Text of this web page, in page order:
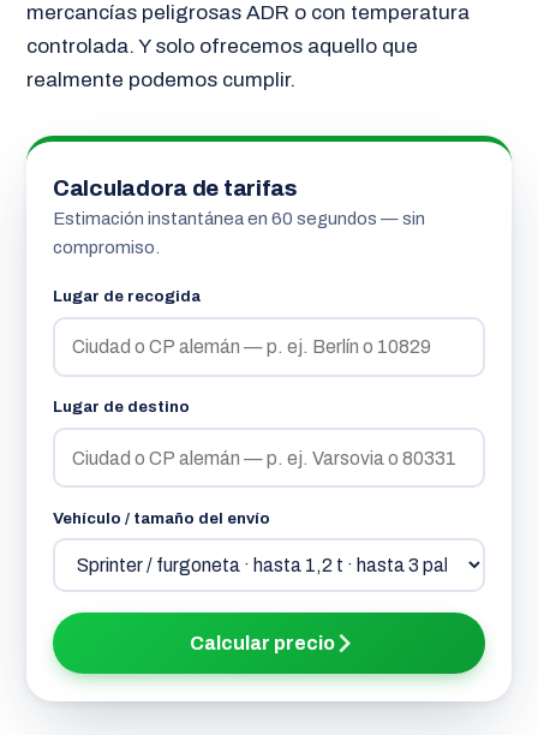
mercancías peligrosas ADR o con temperatura
controlada. Y solo ofrecemos aquello que
realmente podemos cumplir.
Calculadora de tarifas
Estimación instantánea en 60 segundos — sin
compromiso.
Lugar de recogida
Lugar de destino
Vehículo / tamaño del envío
Calcular precio